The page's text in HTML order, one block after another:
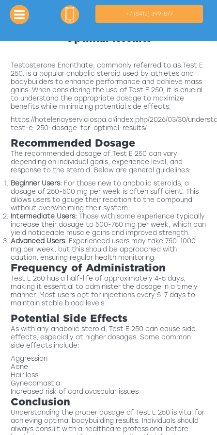
Детектор Лжи — услуги полиграфа в Пензе
Компания "Пенза Полиграф" рада предложить услуги по
+7 (8412) 399-877
Understanding Test E 250 Dosage for
Optimal Results
Testosterone Enanthate, commonly referred to as Test E
250, is a popular anabolic steroid used by athletes and
bodybuilders to enhance performance and achieve mass
gains. When considering the use of Test E 250, it is crucial
to understand the appropriate dosage to maximize
benefits while minimizing potential side effects.
https://hoteleriayserviciospa.cl/index.php/2026/03/30/
test-e-250-dosage-for-optimal-results/
Recommended Dosage
The recommended dosage of Test E 250 can vary
depending on individual goals, experience level, and
response to the steroid. Below are general guidelines:
Beginner Users: For those new to anabolic steroids, a
dosage of 250-500 mg per week is often sufficient. This
allows users to gauge their reaction to the compound
without overwhelming their system.
Intermediate Users: Those with some experience typically
increase their dosage to 500-750 mg per week, which can
yield noticeable muscle gains and improved strength.
Advanced Users: Experienced users may take 750-1000
mg per week, but this should be approached with
caution, ensuring regular health monitoring.
Frequency of Administration
Test E 250 has a half-life of approximately 4-5 days,
making it essential to administer the dosage in a timely
manner. Most users opt for injections every 5-7 days to
maintain stable blood levels.
Potential Side Effects
As with any anabolic steroid, Test E 250 can cause side
effects, especially at higher dosages. Some common
side effects include:
Aggression
Acne
Hair loss
Gynecomastia
Increased risk of cardiovascular issues
Conclusion
Understanding the proper dosage of Test E 250 is vital for
achieving optimal bodybuilding results. Individuals should
always consult with a healthcare professional before